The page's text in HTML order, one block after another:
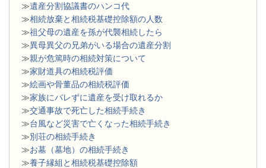
≫遺産分割協議書のハンコ代
≫相続放棄と相続税基礎控除額の人数
≫祖父母の遺産を孫が代襲相続したら
≫異母異父の兄弟がいる場合の遺産分割
≫親が危篤時の相続対策について
≫家財道具の相続税評価
≫絵画や骨董品の相続税評価
≫家族にバレずに遺産を受け取れるか
≫交通事故で死亡した相続手続き
≫台風など災害で亡くなった相続手続き
≫別荘の相続手続き
≫お墓（墓地）の相続手続き
≫養子縁組と相続税基礎控除額